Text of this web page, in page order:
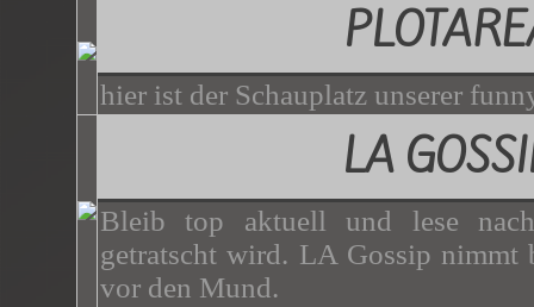
hier ist der Schauplatz unserer
LA
Bleib top aktuell und lese
getratscht wird. LA Gossip
vor den Mund.